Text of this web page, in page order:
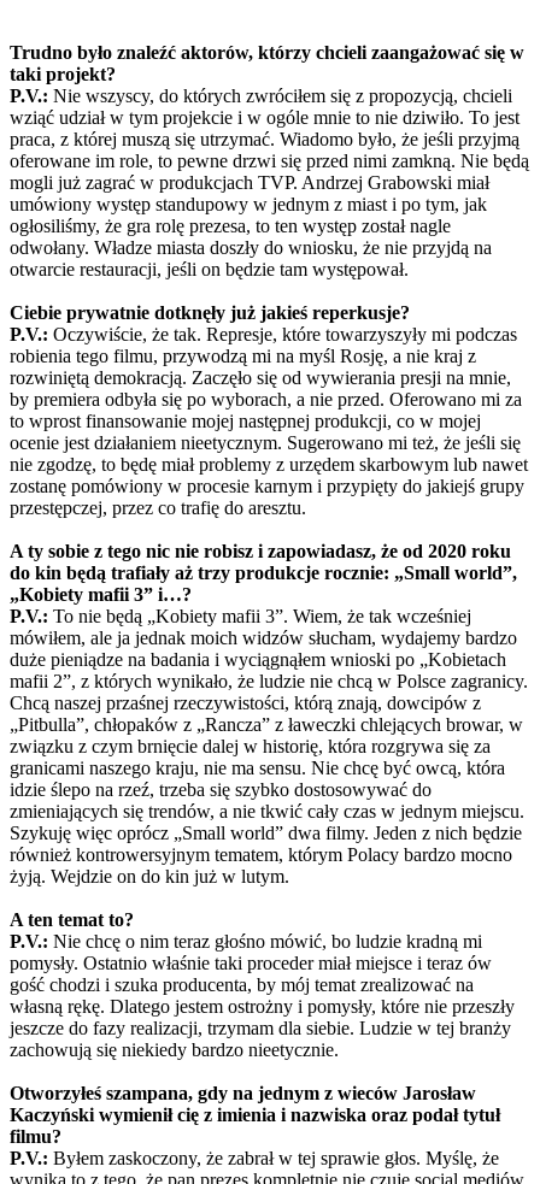
Trudno było znaleźć aktorów, którzy chcieli zaangażować się w
taki projekt?
P.V.: Nie wszyscy, do których zwróciłem się z propozycją, chcieli
wziąć udział w tym projekcie i w ogóle mnie to nie dziwiło. To jest
praca, z której muszą się utrzymać. Wiadomo było, że jeśli przyjmą
oferowane im role, to pewne drzwi się przed nimi zamkną. Nie będą
mogli już zagrać w produkcjach TVP. Andrzej Grabowski miał
umówiony występ standupowy w jednym z miast i po tym, jak
ogłosiliśmy, że gra rolę prezesa, to ten występ został nagle
odwołany. Władze miasta doszły do wniosku, że nie przyjdą na
otwarcie restauracji, jeśli on będzie tam występował.
Ciebie prywatnie dotknęły już jakieś reperkusje?
P.V.: Oczywiście, że tak. Represje, które towarzyszyły mi podczas
robienia tego filmu, przywodzą mi na myśl Rosję, a nie kraj z
rozwiniętą demokracją. Zaczęło się od wywierania presji na mnie,
by premiera odbyła się po wyborach, a nie przed. Oferowano mi za
to wprost finansowanie mojej następnej produkcji, co w mojej
ocenie jest działaniem nieetycznym. Sugerowano mi też, że jeśli się
nie zgodzę, to będę miał problemy z urzędem skarbowym lub nawet
zostanę pomówiony w procesie karnym i przypięty do jakiejś grupy
przestępczej, przez co trafię do aresztu.
A ty sobie z tego nic nie robisz i zapowiadasz, że od 2020 roku
do kin będą trafiały aż trzy produkcje rocznie: „Small world”,
„Kobiety mafii 3” i…?
P.V.: To nie będą „Kobiety mafii 3”. Wiem, że tak wcześniej
mówiłem, ale ja jednak moich widzów słucham, wydajemy bardzo
duże pieniądze na badania i wyciągnąłem wnioski po „Kobietach
mafii 2”, z których wynikało, że ludzie nie chcą w Polsce zagranicy.
Chcą naszej przaśnej rzeczywistości, którą znają, dowcipów z
„Pitbulla”, chłopaków z „Rancza” z ławeczki chlejących browar, w
związku z czym brnięcie dalej w historię, która rozgrywa się za
granicami naszego kraju, nie ma sensu. Nie chcę być owcą, która
idzie ślepo na rzeź, trzeba się szybko dostosowywać do
zmieniających się trendów, a nie tkwić cały czas w jednym miejscu.
Szykuję więc oprócz „Small world” dwa filmy. Jeden z nich będzie
również kontrowersyjnym tematem, którym Polacy bardzo mocno
żyją. Wejdzie on do kin już w lutym.
A ten temat to?
P.V.: Nie chcę o nim teraz głośno mówić, bo ludzie kradną mi
pomysły. Ostatnio właśnie taki proceder miał miejsce i teraz ów
gość chodzi i szuka producenta, by mój temat zrealizować na
własną rękę. Dlatego jestem ostrożny i pomysły, które nie przeszły
jeszcze do fazy realizacji, trzymam dla siebie. Ludzie w tej branży
zachowują się niekiedy bardzo nieetycznie.
Otworzyłeś szampana, gdy na jednym z wieców Jarosław
Kaczyński wymienił cię z imienia i nazwiska oraz podał tytuł
filmu?
P.V.: Byłem zaskoczony, że zabrał w tej sprawie głos. Myślę, że
wynika to z tego, że pan prezes kompletnie nie czuje social mediów